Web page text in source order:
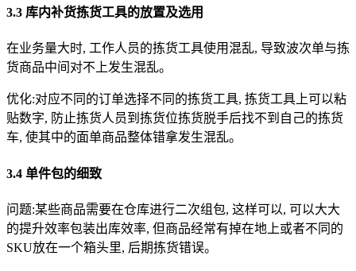
3.3 库内补货拣货工具的放置及选用
在业务量大时, 工作人员的拣货工具使用混乱, 导致波次单与拣
货商品中间对不上发生混乱。
优化:对应不同的订单选择不同的拣货工具, 拣货工具上可以粘
贴数字, 防止拣货人员到拣货位拣货脱手后找不到自己的拣货
车, 使其中的面单商品整体错拿发生混乱。
3.4 单件包的细致
问题:某些商品需要在仓库进行二次组包, 这样可以, 可以大大
的提升效率包装出库效率, 但商品经常有掉在地上或者不同的
SKU放在一个箱头里, 后期拣货错误。